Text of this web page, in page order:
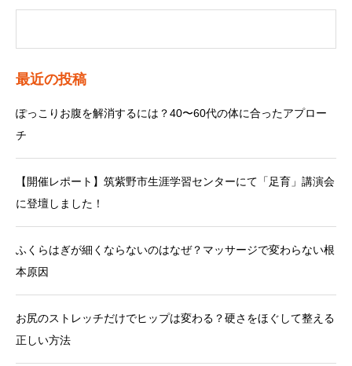
最近の投稿
ぽっこりお腹を解消するには？40〜60代の体に合ったアプロー
チ
【開催レポート】筑紫野市生涯学習センターにて「足育」講演会
に登壇しました！
ふくらはぎが細くならないのはなぜ？マッサージで変わらない根
本原因
お尻のストレッチだけでヒップは変わる？硬さをほぐして整える
正しい方法